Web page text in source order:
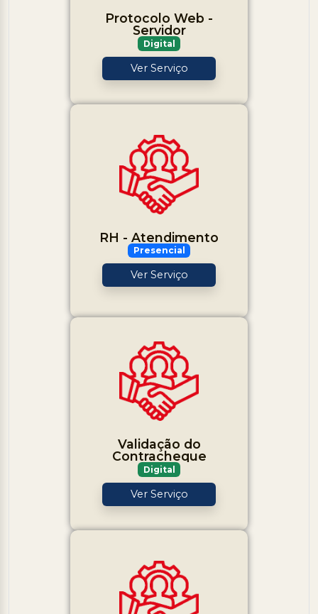
Protocolo Web -
Servidor
Digital
Ver Serviço
RH - Atendimento
Presencial
Ver Serviço
Validação do
Contracheque
Digital
Ver Serviço